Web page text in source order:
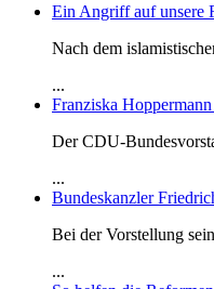
Ein Angriff auf unsere
Nach dem
...
Franziska
Der CDU-
...
Bundeskanzler
Bei der Vorstellung
...